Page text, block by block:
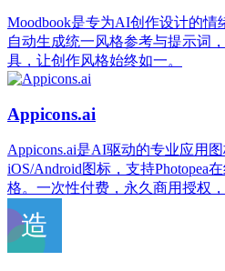
Moodbook是专为AI创作设计的
自动生成统一风格参考与提示词
具，让创作风格始终如一。
Appicons.ai
Appicons.ai是AI驱动的专业应用
iOS/Android图标，支持Photopea
格。一次性付费，永久商用授权